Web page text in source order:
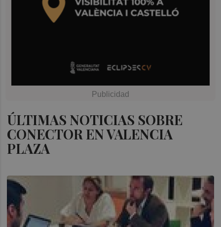
ÚLTIMAS NOTICIAS SOBRE
CONECTOR EN VALENCIA
PLAZA